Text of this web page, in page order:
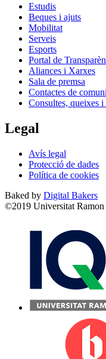
Estudis
Beques i ajuts
Mobilitat
Serveis
Esports
Portal de
Aliances i Xarxes
Sala de premsa
Contactes de
Consultes, queixes i
Legal
Avís legal
Protecció de dades
Política de cookies
Baked by Digital Bakers
©2019 Universitat